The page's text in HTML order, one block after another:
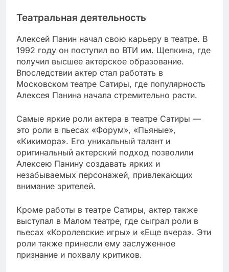
Театральная деятельность
Алексей Панин начал свою карьеру в театре. В
1992 году он поступил во ВТИ им. Щепкина, где
получил высшее актерское образование.
Впоследствии актер стал работать в
Московском театре Сатиры, где популярность
Алексея Панина начала стремительно расти.
Самые яркие роли актера в театре Сатиры —
это роли в пьесах «Форум», «Пьяные»,
«Кикимора». Его уникальный талант и
оригинальный актерский подход позволили
Алексею Панину создавать ярких и
незабываемых персонажей, привлекающих
внимание зрителей.
Кроме работы в театре Сатиры, актер также
выступал в Малом театре, где сыграл роли в
пьесах «Королевские игры» и «Еще вчера». Эти
роли также принесли ему заслуженное
признание и похвалу критиков.